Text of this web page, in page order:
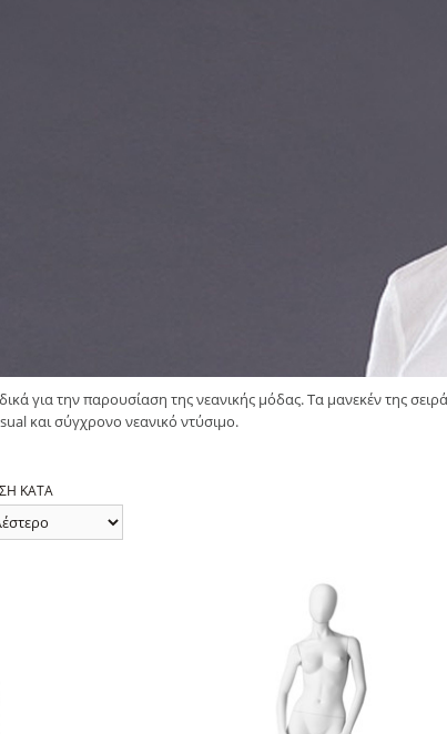
για την παρουσίαση της νεανικής μόδας. Τα μανεκέν της
και σύγχρονο νεανικό ντύσιμο.
ΚΑΤΑ